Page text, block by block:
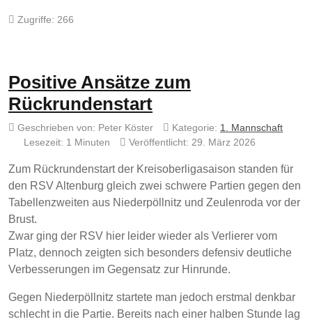
Zugriffe: 266
Positive Ansätze zum
Rückrundenstart
Geschrieben von: Peter Köster Kategorie: 1. Mannschaft
Lesezeit: 1 Minuten
Veröffentlicht: 29. März 2026
Zum Rückrundenstart der Kreisoberligasaison standen für
den RSV Altenburg gleich zwei schwere Partien gegen den
Tabellenzweiten aus Niederpöllnitz und Zeulenroda vor der
Brust.
Zwar ging der RSV hier leider wieder als Verlierer vom
Platz, dennoch zeigten sich besonders defensiv deutliche
Verbesserungen im Gegensatz zur Hinrunde.
Gegen Niederpöllnitz startete man jedoch erstmal denkbar
schlecht in die Partie. Bereits nach einer halben Stunde lag